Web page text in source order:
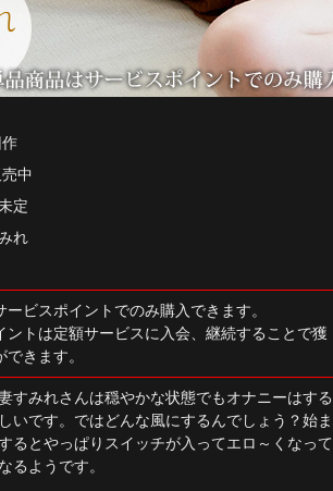
中
定
れ
ービスポイントでのみ購入できます。
ントは定額サービスに入会、継続することで獲
きます。
すみれさんは穏やかな状態でもオナニーはする
いです。ではどんな風にするんでしょう？始ま
るとやっぱりスイッチが入ってエロ～くなって
るようです。